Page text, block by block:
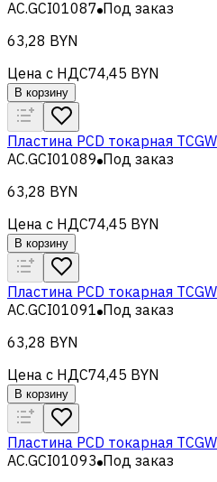
AC.GCI01087 Под заказ
63,28 BYN
Цена с НДС74,45 BYN
В корзину
Пластина PCD токарная
AC.GCI01089 Под заказ
63,28 BYN
Цена с НДС74,45 BYN
В корзину
Пластина PCD токарная
AC.GCI01091 Под заказ
63,28 BYN
Цена с НДС74,45 BYN
В корзину
Пластина PCD токарная
AC.GCI01093 Под заказ